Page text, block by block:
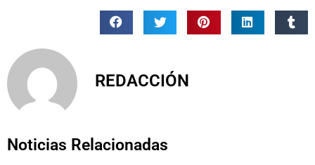
REDACCIÓN
Noticias Relacionadas